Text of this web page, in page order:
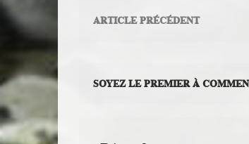
ARTICLE PRÉCÉDENT
SOYEZ LE PREMIER À